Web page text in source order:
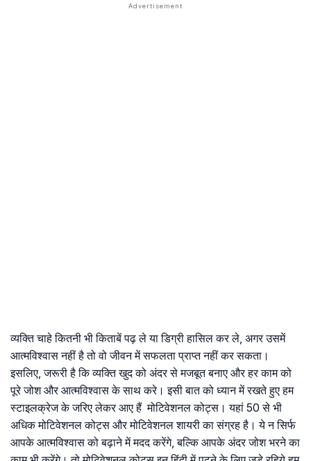
व्यक्ति चाहे कितनी भी किताबें पढ़ ले या डिग्री हासिल कर ले, अगर उसमें
आत्मविश्वास नहीं है तो वो जीवन में सफलता प्राप्त नहीं कर सकता।
इसलिए, जरूरी है कि व्यक्ति खुद को अंदर से मजबूत बनाए और हर काम को
पूरे जोश और आत्मविश्वास के साथ करे। इसी बात को ध्यान में रखते हुए हम
स्टाइलक्रेज के जरिए लेकर आए हैं मोटिवेशनल कोट्स। यहां 50 से भी
अधिक मोटिवेशनल कोट्स और मोटिवेशनल शायरी का संग्रह है। ये न सिर्फ
आपके आत्मविश्वास को बढ़ाने में मदद करेंगे, बल्कि आपके अंदर जोश भरने का